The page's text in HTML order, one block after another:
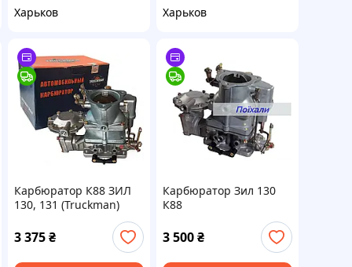
Харьков
Харьков
Карбюратор К88 ЗИЛ
130, 131 (Truckman)
3 375₴
Карбюратор Зил 130
К88
3 500₴